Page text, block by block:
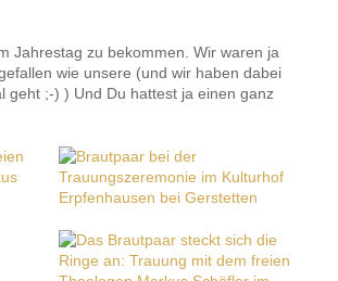
Jahrestag zu bekommen. Wir waren ja
wie unsere (und wir haben dabei
;-) ) Und Du hattest ja einen ganz